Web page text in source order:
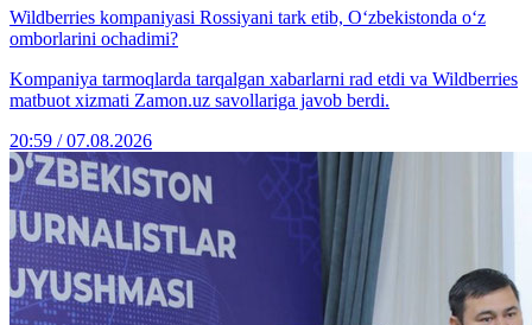
Wildberries kompaniyasi Rossiyani tark etib, O‘zbekistonda o‘z
omborlarini ochadimi?
Kompaniya tarmoqlarda tarqalgan xabarlarni rad etdi va Wildberries
matbuot xizmati Zamon.uz savollariga javob berdi.
20:59 / 07.08.2026